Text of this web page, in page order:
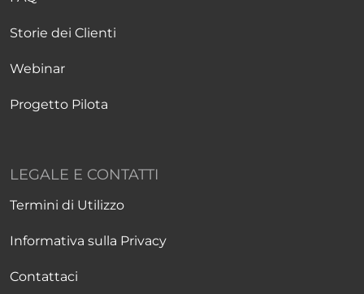
Storie dei Clienti
Webinar
Progetto Pilota
LEGALE E CONTATTI
Termini di Utilizzo
Informativa sulla Privacy
Contattaci